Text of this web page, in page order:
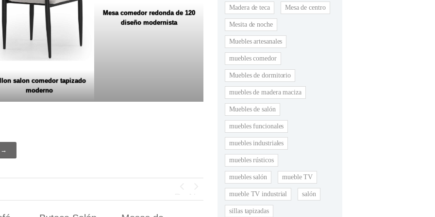
salon comedor tapizado
moderno
Mesa comedor redonda de 120
diseño modernista
→
Previous
Next
Madera de teca Mesa de centro
Mesita de noche
Muebles artesanales
muebles comedor
Muebles de dormitorio
muebles de madera maciza
Muebles de salón
muebles funcionales
muebles industriales
muebles rústicos
muebles salón mueble TV
mueble TV industrial salón
sillas tapizadas